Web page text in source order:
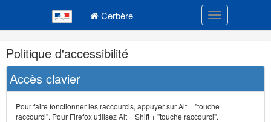
Cerbère Toggle
Navigation
et
outils
annexes
Politique d'accessibilité
Accès clavier
Pour faire fonctionner les raccourcis, appuyer sur Alt + "touche
raccourci". Pour Firefox utilisez Alt + Shift + "touche raccourci".